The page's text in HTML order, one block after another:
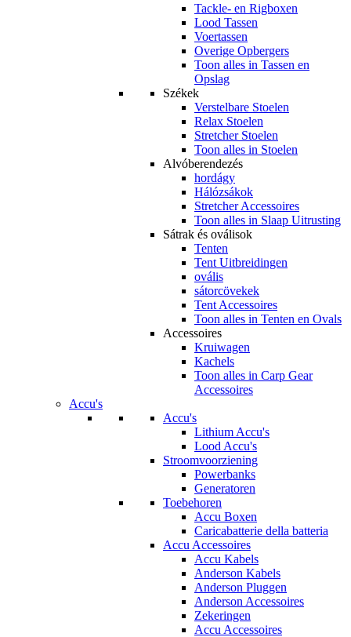
Tackle- en Rigboxen
Lood Tassen
Voertassen
Overige Opbergers
Toon alles in Tassen en
Opslag
Székek
Verstelbare Stoelen
Relax Stoelen
Stretcher Stoelen
Toon alles in Stoelen
Alvóberendezés
hordágy
Hálózsákok
Stretcher Accessoires
Toon alles in Slaap Uitrusting
Sátrak és oválisok
Tenten
Tent Uitbreidingen
ovális
sátorcövekek
Tent Accessoires
Toon alles in Tenten en Ovals
Accessoires
Kruiwagen
Kachels
Toon alles in Carp Gear
Accessoires
Accu's
Accu's
Lithium Accu's
Lood Accu's
Stroomvoorziening
Powerbanks
Generatoren
Toebehoren
Accu Boxen
Caricabatterie della batteria
Accu Accessoires
Accu Kabels
Anderson Kabels
Anderson Pluggen
Anderson Accessoires
Zekeringen
Accu Accessoires